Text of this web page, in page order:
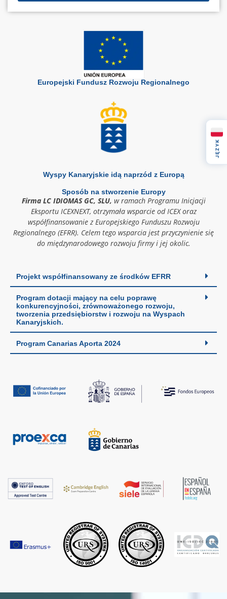
Europejski Fundusz Rozwoju Regionalnego
Wyspy Kanaryjskie idą naprzód z Europą
Sposób na stworzenie Europy
Firma LC IDIOMAS GC, SLU, w ramach Programu Inicjacji
Eksportu ICEXNEXT, otrzymała wsparcie od ICEX oraz
współfinansowanie z Europejskiego Funduszu Rozwoju
Regionalnego (EFRR). Celem tego wsparcia jest przyczynienie się
do międzynarodowego rozwoju firmy i jej okolic.
Projekt współfinansowany ze środków EFRR
Program dotacji mający na celu poprawę
konkurencyjności, zrównoważonego rozwoju,
tworzenia przedsiębiorstw i rozwoju na Wyspach
Kanaryjskich.
Program Canarias Aporta 2024
JĘZYK